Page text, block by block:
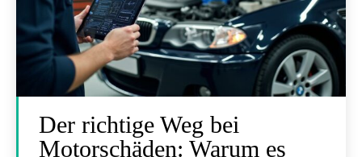
Der richtige Weg bei
Motorschäden: Warum es